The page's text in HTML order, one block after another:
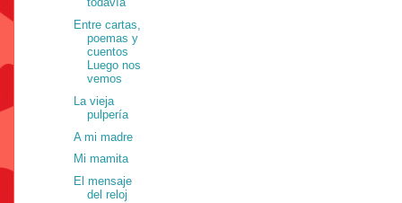
Entre cartas,
poemas y
cuentos
Luego nos
vemos
La vieja
pulpería
A mi madre
Mi mamita
El mensaje
del reloj